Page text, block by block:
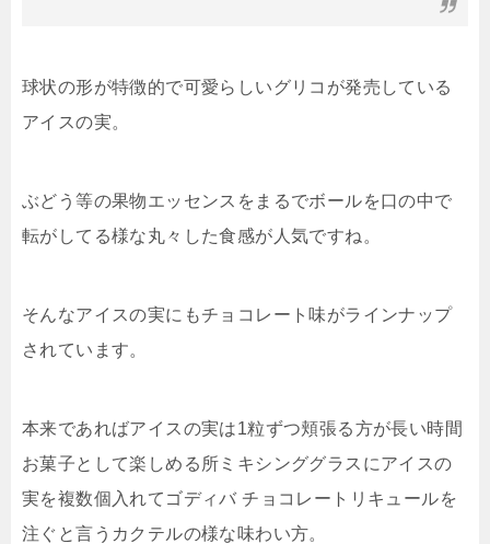
球状の形が特徴的で可愛らしいグリコが発売している
アイスの実。
ぶどう等の果物エッセンスをまるでボールを口の中で
転がしてる様な丸々した食感が人気ですね。
そんなアイスの実にもチョコレート味がラインナップ
されています。
本来であればアイスの実は1粒ずつ頬張る方が長い時間
お菓子として楽しめる所ミキシンググラスにアイスの
実を複数個入れてゴディバ チョコレートリキュールを
注ぐと言うカクテルの様な味わい方。